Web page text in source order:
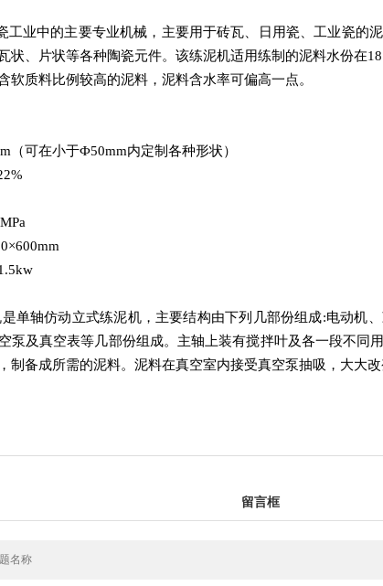
工业中的主要专业机械，主要用于砖瓦、日用瓷、工业瓷的
状、片状等各种陶瓷元件。该练泥机适用练制的泥料水份在
软质料比例较高的泥料，泥料含水率可偏高一点。
（可在小于Ф50mm内定制各种形状）
×600mm
单轴仿动立式练泥机，主要结构由下列几部份组成:电动机
泵及真空表等几部份组成。 主轴上装有搅拌叶及各一段不同
制备成所需的泥料。 泥料在真空室内接受真空泵抽吸，大大改
留言框